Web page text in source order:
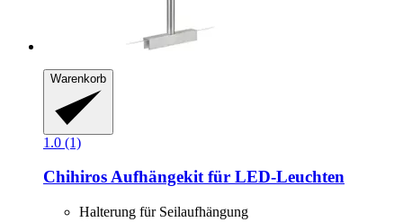
Warenkorb
1.0 (1)
ChihirosAufhängekit für LED-​Leuchten
Halterung für Seilaufhängung